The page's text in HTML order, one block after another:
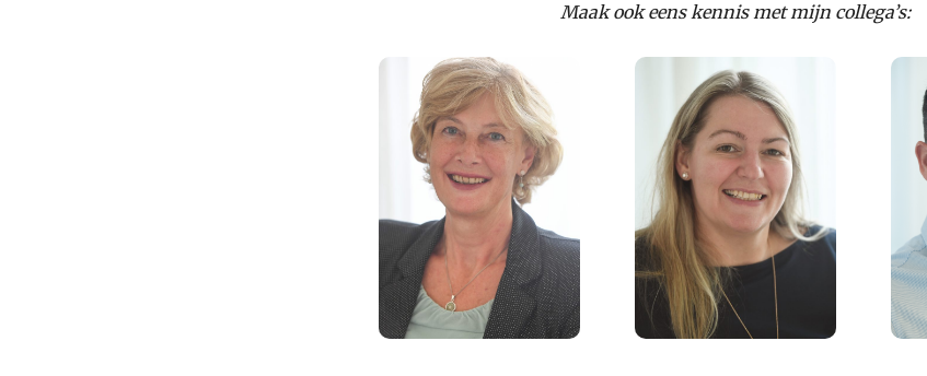
Maak ook eens kennis met mijn collega’s:
mr. M.G.T.
(Monique)
Uphus
Bekijken
mr. I.C.M.C.
(Isis)
Henriquez-
van de
Wetering
Bekijken